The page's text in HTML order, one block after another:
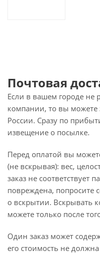
Почтовая
Если в вашем городе не
компании, то вы можете
России. Сразу по
извещение о посылке.
Перед оплатой вы
(не вскрывая): вес,
заказ не соответствует
повреждена, попросите
о вскрытии. Вскрывать
можете только после
Один заказ может
его стоимость не